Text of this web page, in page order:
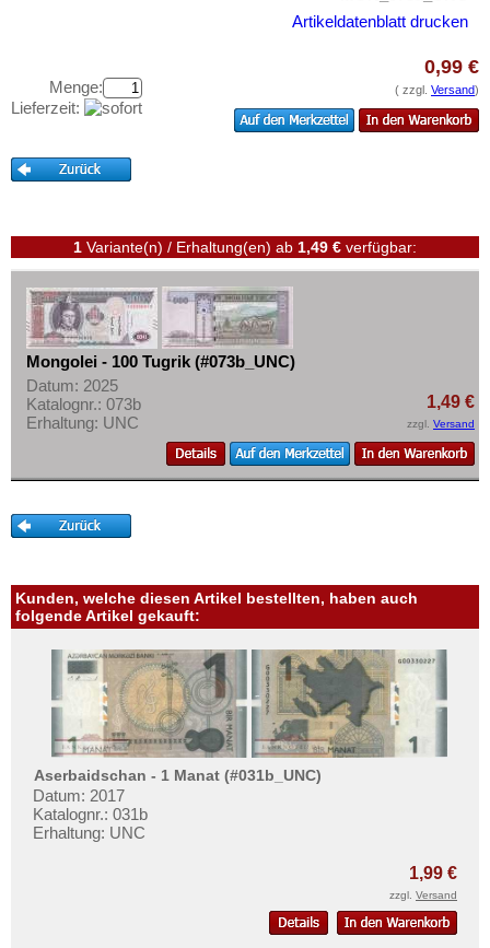
Portugiesisch Indien
Singapur
Straits Settlements
Süd-Ossetien
Südkorea
Syrien
Tadschikistan
Taiwan
Thailand
Usbekistan
Vietnam
Vietnam Süd
Kataloge
Aufbewahrung
Kontakt
Informationen
Preislisten
Ankauf
Erhaltungsgrade
Gratisbanknoten
Zahlungsbedingungen
Widerrufsbelehrung
AGB
Impressum
Artikeldatenblatt drucken
Menge:
Lieferzeit:
0,99 €
( zzgl. Versand)
1 Variante(n) / Erhaltung(en) ab 1,49 € verfügbar:
Mongolei - 100 Tugrik (#073b_UNC)
Datum: 2025
Katalognr.: 073b
Erhaltung: UNC
1,49 €
zzgl. Versand
Kunden, welche diesen Artikel bestellten, haben auch
folgende Artikel gekauft:
Aserbaidschan - 1 Manat (#031b_UNC)
Datum: 2017
Katalognr.: 031b
Erhaltung: UNC
1,99 €
zzgl. Versand